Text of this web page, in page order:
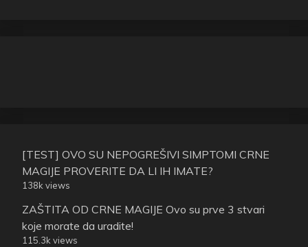
[TEST] OVO SU NEPOGREŠIVI SIMPTOMI CRNE
MAGIJE PROVERITE DA LI IH IMATE?
138k views
ZAŠTITA OD CRNE MAGIJE Ovo su prve 3 stvari
koje morate da uradite!
115.3k views